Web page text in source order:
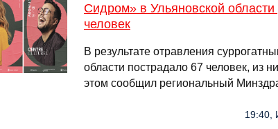
Сидром» в Ульяновской
человек
В результате отравления
области пострадало 67 человек, из
этом сообщил региональный
19:40,